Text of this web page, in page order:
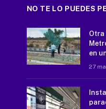
NO TE LO PUEDES
Otra
en
27